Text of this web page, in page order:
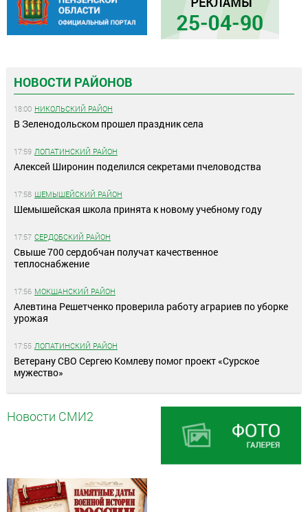
НОВОСТИ РАЙОНОВ
18:00 НИКОЛЬСКИЙ РАЙОН
В Зеленодольском прошел праздник села
17:59 ЛОПАТИНСКИЙ РАЙОН
Алексей Широнин поделился секретами пчеловодства
17:58 ШЕМЫШЕЙСКИЙ РАЙОН
Шемышейская школа принята к новому учебному году
17:57 СЕРДОБСКИЙ РАЙОН
Свыше 700 сердобчан получат качественное
теплоснабжение
17:56 МОКШАНСКИЙ РАЙОН
Алевтина Решетченко проверила работу аграриев по уборке
урожая
17:55 ЛОПАТИНСКИЙ РАЙОН
Ветерану СВО Сергею Комлеву помог проект «Сурское
мужество»
Новости СМИ2